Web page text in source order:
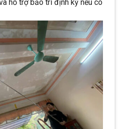
hỗ trợ bảo trì định kỳ nếu có